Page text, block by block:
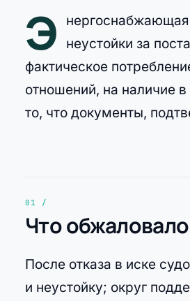
Э
нергоснабжающая
неустойки за
фактическое
отношений, на наличие
то, что документы,
Что
После отказа в иске
и неустойку; округ